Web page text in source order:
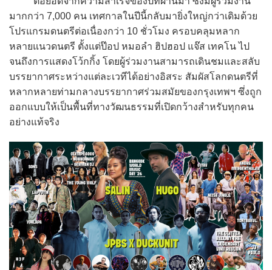
มากกว่า 7,000 คน เทศกาลในปีนี้กลับมายิ่งใหญ่กว่าเดิมด้วย
โปรแกรมดนตรีต่อเนื่องกว่า 10 ชั่วโมง ครอบคลุมหลาก
หลายแนวดนตรี ตั้งแต่ป๊อป หมอลำ ฮิปฮอป แจ๊ส เทคโน ไป
จนถึงการแสดงโว้กกิ้ง โดยผู้ร่วมงานสามารถเดินชมและสลับ
บรรยากาศระหว่างแต่ละเวทีได้อย่างอิสระ สัมผัสโลกดนตรีที่
หลากหลายท่ามกลางบรรยากาศร่วมสมัยของกรุงเทพฯ ซึ่งถูก
ออกแบบให้เป็นพื้นที่ทางวัฒนธรรมที่เปิดกว้างสำหรับทุกคน
อย่างแท้จริง